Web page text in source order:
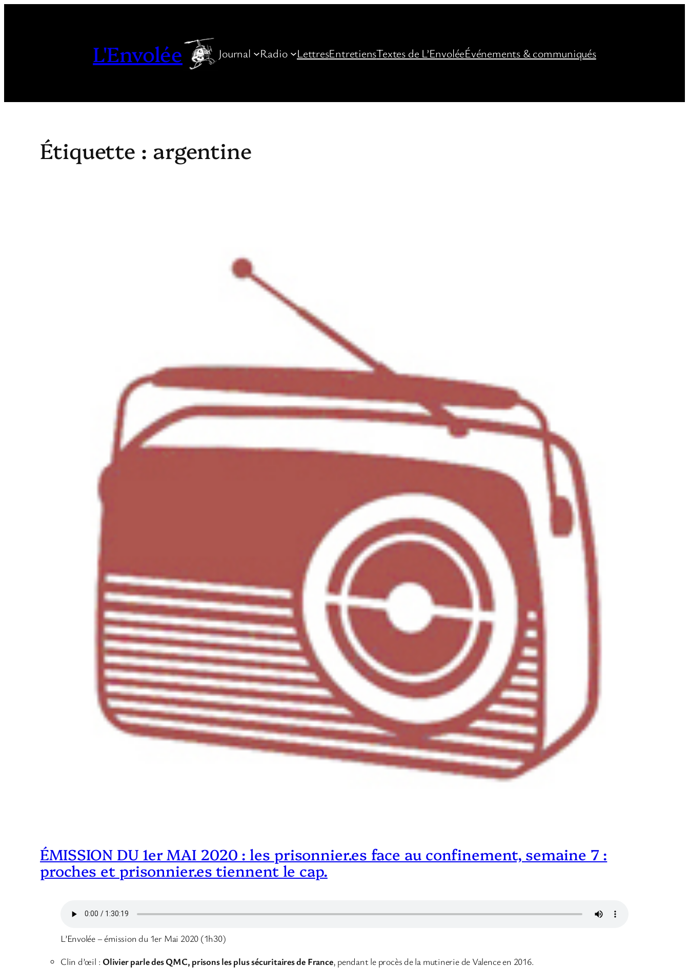
L'Envolée Journal Radio LettresEntretiensTextes de L’EnvoléeÉvénements & communiqués
Étiquette : argentine
ÉMISSION DU 1er MAI 2020 : les prisonnier.es face au confinement, semaine 7 :
proches et prisonnier.es tiennent le cap.
L’Envolée – émission du 1er Mai 2020 (1h30)
Clin d’œil : Olivier parle des QMC, prisons les plus sécuritaires de France, pendant le procès de la mutinerie de Valence en 2016.